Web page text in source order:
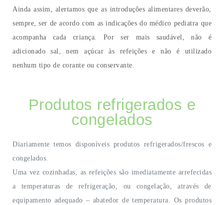
Ainda assim, alertamos que as introduções alimentares deverão,
sempre, ser de acordo com as indicações do médico pediatra que
acompanha cada criança. Por ser mais saudável, não é
adicionado sal, nem açúcar às refeições e não é utilizado
nenhum tipo de corante ou conservante.
Produtos refrigerados e
congelados
Diariamente temos disponíveis produtos refrigerados/frescos e
congelados.
Uma vez cozinhadas, as refeições são imediatamente arrefecidas
a temperaturas de refrigeração, ou congelação, através de
equipamento adequado – abatedor de temperatura. Os produtos